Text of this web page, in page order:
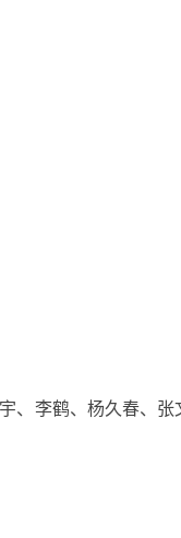
李鹤、杨久春、张